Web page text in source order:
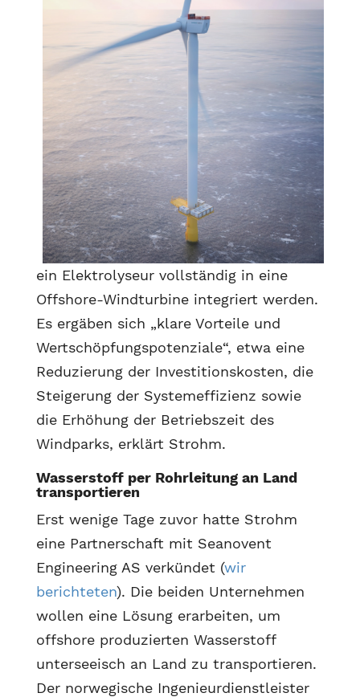
ein Elektrolyseur vollständig in eine
Offshore-Windturbine integriert werden.
Es ergäben sich „klare Vorteile und
Wertschöpfungspotenziale“, etwa eine
Reduzierung der Investitionskosten, die
Steigerung der Systemeffizienz sowie
die Erhöhung der Betriebszeit des
Windparks, erklärt Strohm.
Wasserstoff per Rohrleitung an Land
transportieren
Erst wenige Tage zuvor hatte Strohm
eine Partnerschaft mit Seanovent
Engineering AS verkündet (wir
berichteten). Die beiden Unternehmen
wollen eine Lösung erarbeiten, um
offshore produzierten Wasserstoff
unterseeisch an Land zu transportieren.
Der norwegische Ingenieurdienstleister